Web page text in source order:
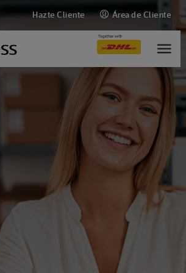
Área de Cliente
Hazte Cliente